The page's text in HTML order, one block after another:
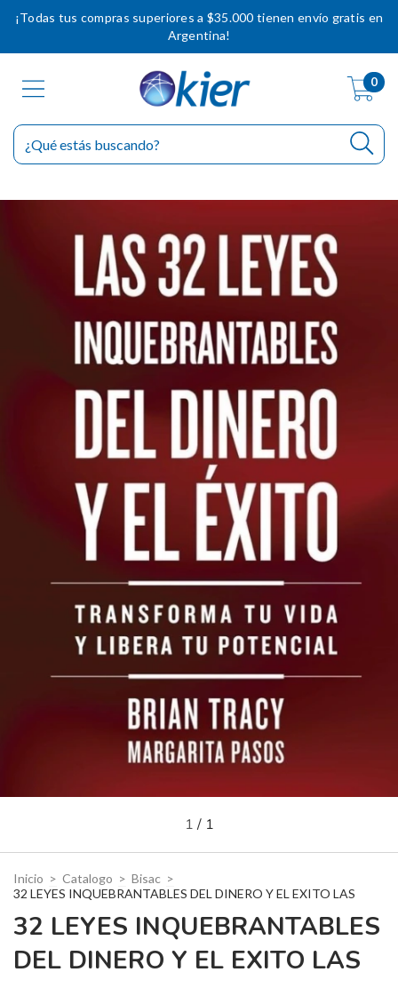
¡Todas tus compras superiores a $35.000 tienen envío gratis en
Argentina!
0
1 / 1
Inicio > Catalogo > Bisac >
32 LEYES INQUEBRANTABLES DEL DINERO Y EL EXITO LAS
32 LEYES INQUEBRANTABLES
DEL DINERO Y EL EXITO LAS